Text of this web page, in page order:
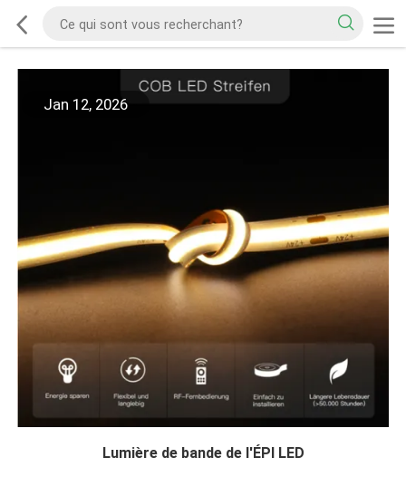
Jan 12, 2026
Lumière de bande de l'ÉPI LED